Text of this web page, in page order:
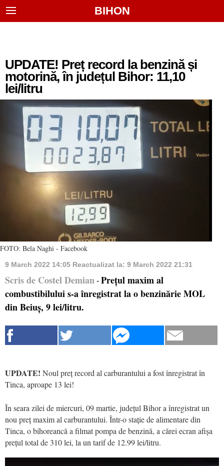
BIHON
UPDATE! Preț record la benzină și
motorină, în județul Bihor: 11,10
lei/litru
FOTO: Bela Naghi - Facebook
9 March 2022 14:05 Reactualizat la: 9 March 2022 21:31
Scris de Costel Demian - Prețul maxim al
combustibilului s-a înregistrat la o benzinărie MOL
din Beiuș, 9 lei/litru.
UPDATE! Noul preț record al carburantului a fost înregistrat în
Tinca, aproape 13 lei!
În seara zilei de miercuri, 09 martie, județul Bihor a înregistrat un
nou preț maxim al carburantului. Într-o stație de alimentare din
Tinca, o bihoreancă a filmat pompa de benzină, a cărei ecran afișa
prețul total de 310 lei, la un tarif de 12.99 lei/litru.